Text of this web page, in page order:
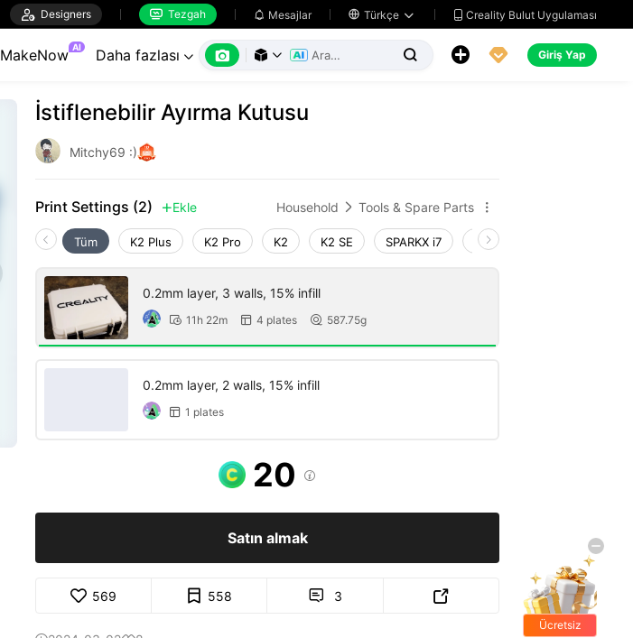
 Designers  Tezgah  Mesajlar  Türkçe   Creality Bulut Uygulaması
MakeNow AI Daha fazlası        Giriş Yap
İstiflenebilir Ayırma Kutusu
Mitchy69 :)
Print Settings (2)  Ekle Household  Tools & Spare Parts 
Tüm K2 Plus K2 Pro K2 K2 SE SPARKX i7 Creality Hi
0.2mm layer, 3 walls, 15% infill
 11h 22m  4 plates  587.75g
0.2mm layer, 2 walls, 15% infill
 1 plates
20 
Satın almak
569 558  3 
Ücretsiz